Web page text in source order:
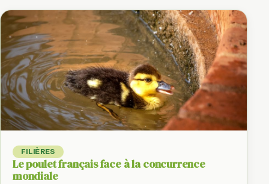
FILIÈRES
Le poulet français face à la concurrence
mondiale